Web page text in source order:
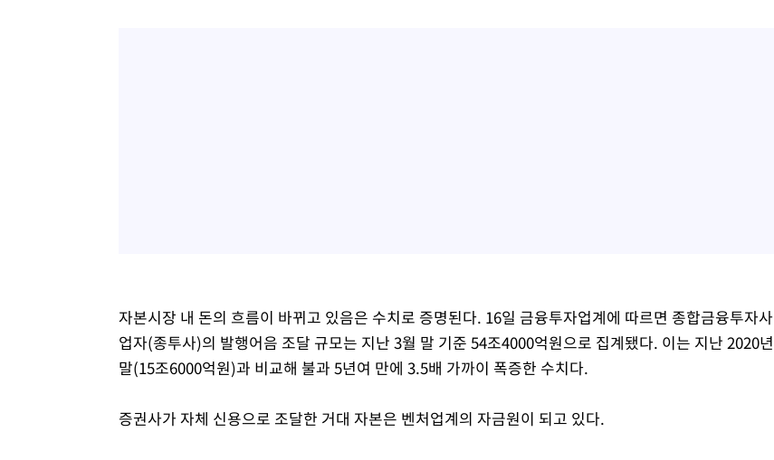
자본시장 내 돈의 흐름이 바뀌고 있음은 수치로 증명된다. 16일 금융투자업계에 따르면 종합금융투자사
업자(종투사)의 발행어음 조달 규모는 지난 3월 말 기준 54조4000억원으로 집계됐다. 이는 지난 2020년
말(15조6000억원)과 비교해 불과 5년여 만에 3.5배 가까이 폭증한 수치다.
증권사가 자체 신용으로 조달한 거대 자본은 벤처업계의 자금원이 되고 있다.